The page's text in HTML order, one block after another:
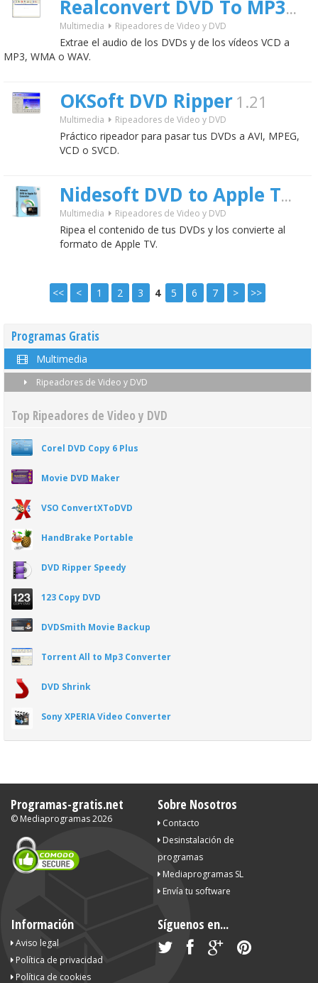
Realconvert DVD To MP3 Converter
Multimedia Ripeadores de Video y DVD
Extrae el audio de los DVDs y de los vídeos VCD a
MP3, WMA o WAV.
OKSoft DVD Ripper 1.21
Multimedia Ripeadores de Video y DVD
Práctico ripeador para pasar tus DVDs a AVI, MPEG,
VCD o SVCD.
Nidesoft DVD to Apple TV Converter
Multimedia Ripeadores de Video y DVD
Ripea el contenido de tus DVDs y los convierte al
formato de Apple TV.
<< < 1 2 3 4 5 6 7 > >>
Programas Gratis
Multimedia
Ripeadores de Video y DVD
Top Ripeadores de Video y DVD
Corel DVD Copy 6 Plus
Movie DVD Maker
VSO ConvertXToDVD
HandBrake Portable
DVD Ripper Speedy
123 Copy DVD
DVDSmith Movie Backup
Torrent All to Mp3 Converter
DVD Shrink
Sony XPERIA Video Converter
Programas-gratis.net
© Mediaprogramas2026
Sobre Nosotros
Contacto
Desinstalación de
programas
Mediaprogramas SL
Envía tu software
Información
Aviso legal
Política de privacidad
Política de cookies
Síguenos en...